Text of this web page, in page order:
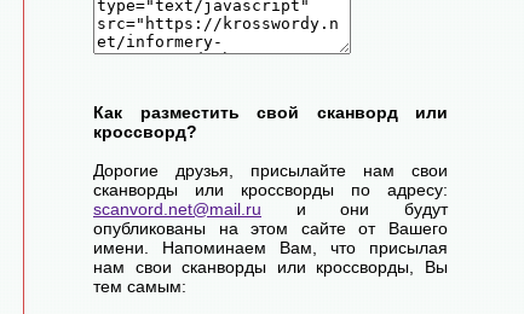
Как разместить свой сканворд или
кроссворд?
Дорогие друзья, присылайте нам свои
сканворды или кроссворды по адресу:
scanvord.net@mail.ru и они будут
опубликованы на этом сайте от Вашего
имени. Напоминаем Вам, что присылая
нам свои сканворды или кроссворды, Вы
тем самым: